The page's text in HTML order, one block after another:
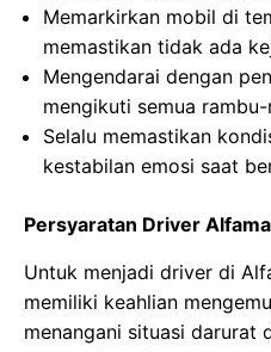
Memarkirkan mobil di
memastikan tidak ada
Mengendarai dengan
mengikuti semua
Selalu memastikan
kestabilan emosi saat
Persyaratan Driver
Untuk menjadi driver di
memiliki keahlian
menangani situasi darurat